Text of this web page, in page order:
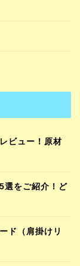
ビュー！原材
選をご紹介！ど
ド（肩掛けリ